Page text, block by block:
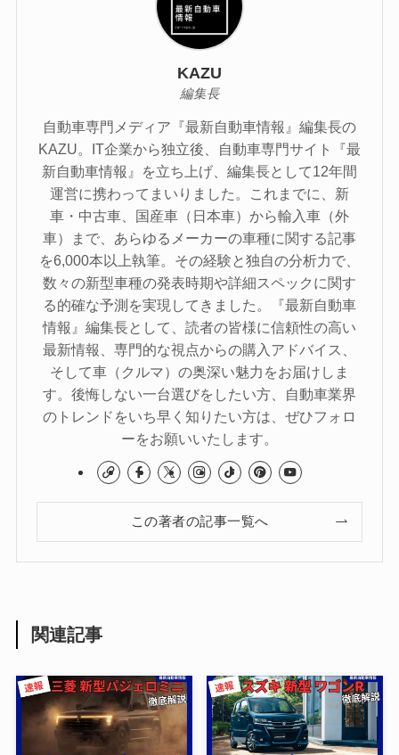
KAZU
編集長
自動車専門メディア『最新自動車情報』編集長の
KAZU。IT企業から独立後、自動車専門サイト『最
新自動車情報』を立ち上げ、編集長として12年間
運営に携わってまいりました。これまでに、新
車・中古車、国産車（日本車）から輸入車（外
車）まで、あらゆるメーカーの車種に関する記事
を6,000本以上執筆。その経験と独自の分析力で、
数々の新型車種の発表時期や詳細スペックに関す
る的確な予測を実現してきました。『最新自動車
情報』編集長として、読者の皆様に信頼性の高い
最新情報、専門的な視点からの購入アドバイス、
そして車（クルマ）の奥深い魅力をお届けしま
す。後悔しない一台選びをしたい方、自動車業界
のトレンドをいち早く知りたい方は、ぜひフォロ
ーをお願いいたします。
この著者の記事一覧へ
関連記事